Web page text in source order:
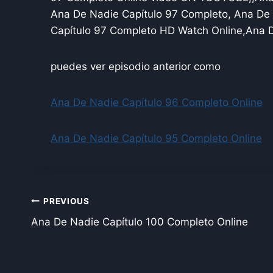
Ana De Nadie Capítulo 97 Completo, Ana
Capítulo 97 Completo HD Watch
puedes ver episodio anterior como
Ana De Nadie Capítulo 96 Completo Online
Ana De Nadie Capítulo 95 Completo Online
Post
navigation
PREVIOUS
Ana De Nadie Capítulo 100 Completo Online